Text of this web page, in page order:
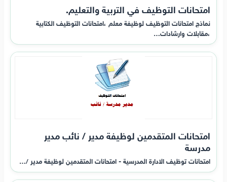
امتحانات التوظيف في التربية والتعليم.
نماذج امتحانات التوظيف لوظيفة معلم ،امتحانات التوظيف الكتابية
،مقابلات وارشادات…
امتحانات المتقدمين لوظيفة مدير / نائب مدير
مدرسة
امتحانات توظيف الادارة المدرسية - امتحانات المتقدمين لوظيفة مدير /…